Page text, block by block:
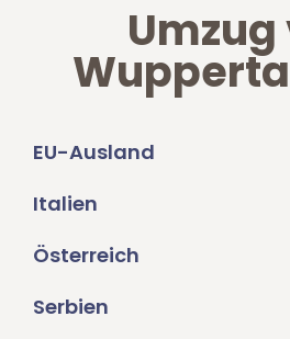
Umzug
EU-Ausland
Italien
Österreich
Serbien